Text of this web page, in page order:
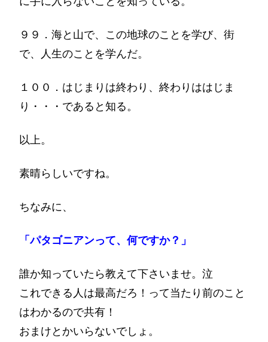
９９．海と山で、この地球のことを学び、街
で、人生のことを学んだ。
１００．はじまりは終わり、終わりははじま
り・・・であると知る。
以上。
素晴らしいですね。
ちなみに、
「パタゴニアンって、何ですか？」
誰か知っていたら教えて下さいませ。泣
これできる人は最高だろ！って当たり前のこと
はわかるので共有 ！
おまけとかいらないでしょ。